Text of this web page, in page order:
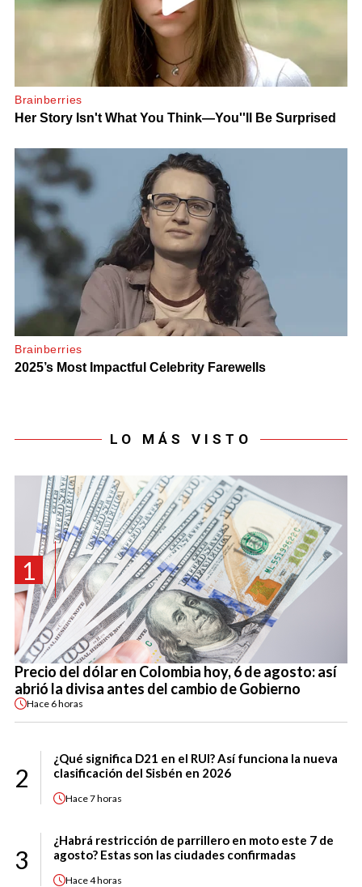
LO MÁS VISTO
1
Precio del dólar en Colombia hoy, 6 de agosto: así
abrió la divisa antes del cambio de Gobierno
Hace 6 horas
2
¿Qué significa D21 en el RUI? Así funciona la nueva
clasificación del Sisbén en 2026
Hace7 horas
3
¿Habrá restricción de parrillero en moto este 7 de
agosto? Estas son las ciudades confirmadas
Hace4 horas